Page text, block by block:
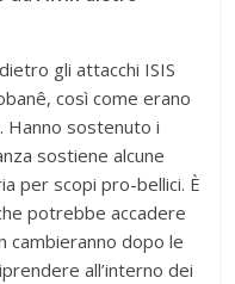
gli attacchi ISIS
così come erano
Hanno sostenuto i
sostiene alcune
per scopi pro-bellici. È
potrebbe accadere
cambieranno dopo le
all’interno dei